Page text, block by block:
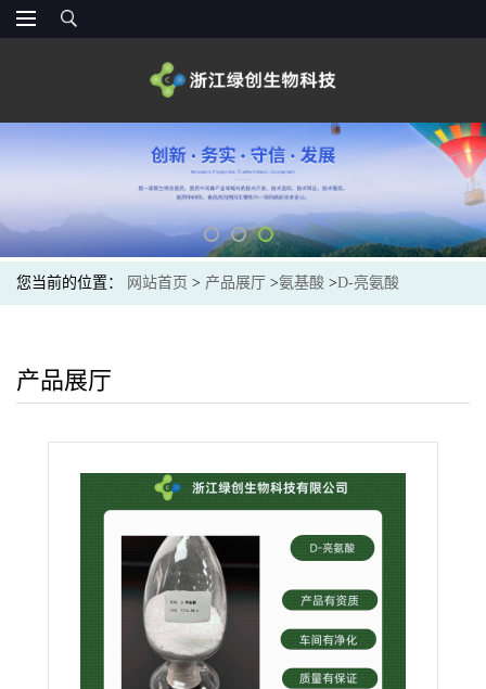
您当前的位置： 网站首页 > 产品展厅 >氨基酸 >D-亮氨酸
产品展厅